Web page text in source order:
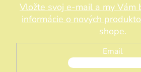
Vložte svoj e-mail a my Vám
informácie o nových
shope.
Email